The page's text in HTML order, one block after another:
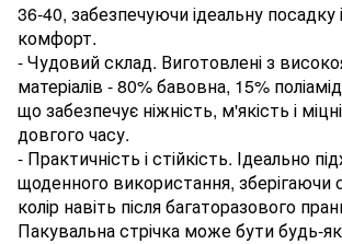
36-40, забезпечуючи ідеальну
комфорт.
- Чудовий склад. Виготовлені з
матеріалів - 80% бавовна, 15%
що забезпечує ніжність, м'якість і
довгого часу.
- Практичність і стійкість. Ідеально
щоденного використання,
колір навіть після багаторазового
Пакувальна стрічка може бути будь-